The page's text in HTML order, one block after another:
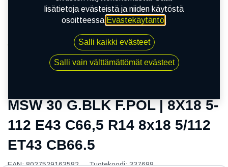
MSW 30 G.BLK F.POL | 8X18 5-112 E43 C66,5 R14
8x18 5/112 ET43 CB66.5
MSW 30 G.BLK F.POL | 8X18 5-
112 E43 C66,5 R14 8x18 5/112
ET43 CB66.5
EAN:8027529163582 Tuotekoodi:337698
lisätietoja evästeistä ja niiden käytöstä
osoitteessa Evästekäytäntö.
Salli kaikki evästeet
Salli vain välttämättömät evästeet